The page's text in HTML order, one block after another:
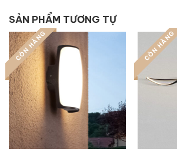
SẢN PHẨM TƯƠNG TỰ
CÒN HÀNG CÒN HÀNG